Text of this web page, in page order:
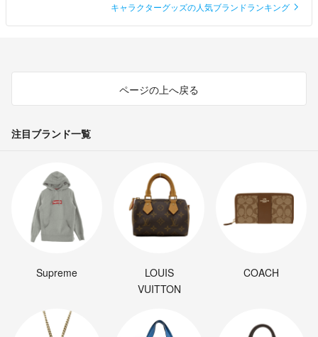
キャラクターグッズの人気ブランドランキング
ページの上へ戻る
注目ブランド一覧
Supreme
LOUIS
VUITTON
COACH